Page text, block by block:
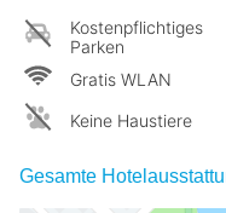
Kostenpflichtiges
Parken
Gratis WLAN
Keine Haustiere
Gesamte